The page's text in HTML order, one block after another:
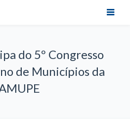
do 5º Congresso
de Municípios da